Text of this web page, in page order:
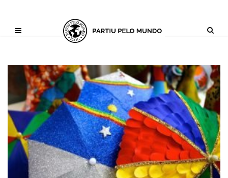
('AI_CONTENT_MARKER_NO_GET_SIDEBAR', true);